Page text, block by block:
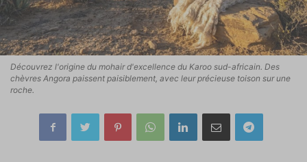
Découvrez l'origine du mohair d'excellence du Karoo sud-africain. Des
chèvres Angora paissent paisiblement, avec leur précieuse toison sur une
roche.